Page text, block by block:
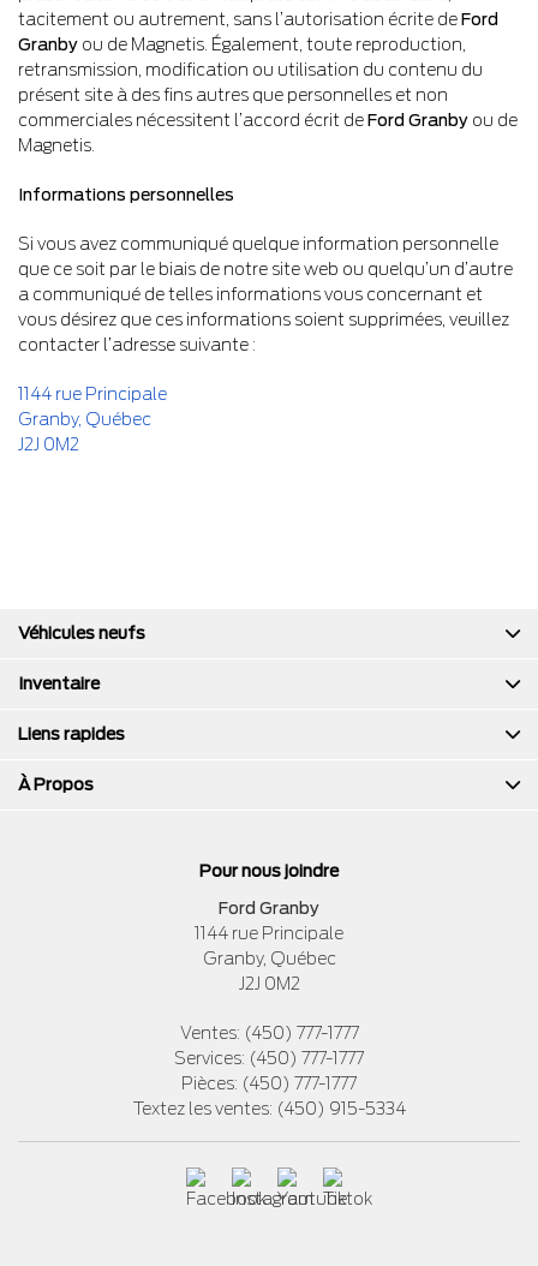
tacitement ou autrement, sans l’autorisation écrite deFord
Granby ou de Magnetis. Également, toute reproduction,
retransmission, modification ou utilisation du contenu du
présent site à des fins autres que personnelles et non
commerciales nécessitent l’accord écrit deFord Granby ou de
Magnetis.
Informations personnelles
Si vous avez communiqué quelque information personnelle
que ce soit par le biais de notre site web ou quelqu’un d’autre
a communiqué de telles informations vous concernant et
vous désirez que ces informations soient supprimées, veuillez
contacter l’adresse suivante :
1144 rue Principale
Granby, Québec
J2J 0M2
Pour nous joindre
Ford Granby
1144 rue Principale
Granby, Québec
J2J 0M2
Ventes: (450) 777-1777
Services: (450) 777-1777
Pièces: (450) 777-1777
Textez les ventes: (450) 915-5334
Véhicules neufs
Inventaire
Liens rapides
À Propos